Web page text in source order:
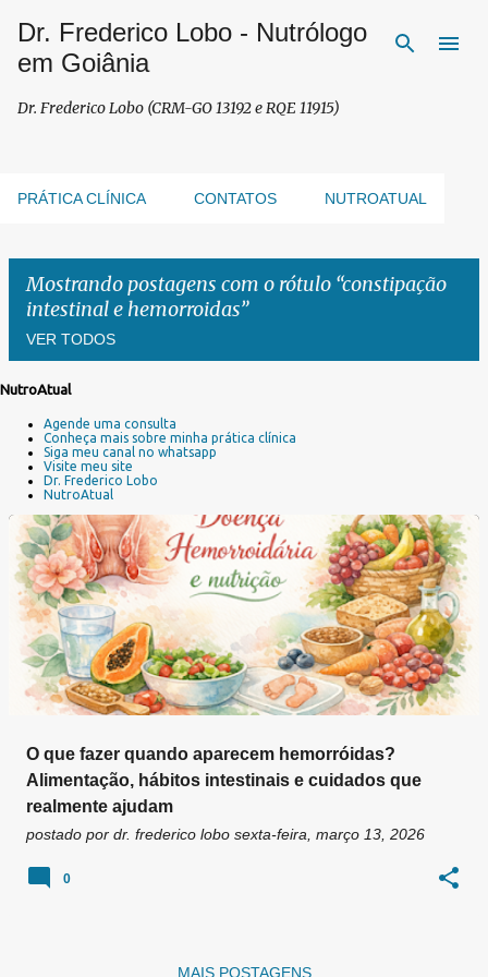
Pular para o conteúdo principal
Dr. Frederico Lobo - Nutrólogo
em Goiânia
Dr. Frederico Lobo (CRM-GO 13192 e RQE 11915)
PRÁTICA CLÍNICA CONTATOS NUTROATUAL
Mostrando postagens com o rótulo constipação
intestinal e hemorroidas
VER TODOS
g
NutroAtual
Agende uma consulta
Conheça mais sobre minha prática clínica
Siga meu canal no whatsapp
Visite meu site
Dr. Frederico Lobo
NutroAtual
O que fazer quando aparecem hemorróidas?
Alimentação, hábitos intestinais e cuidados que
realmente ajudam
postado por dr. frederico lobo sexta-feira, março 13, 2026
0
MAIS POSTAGENS